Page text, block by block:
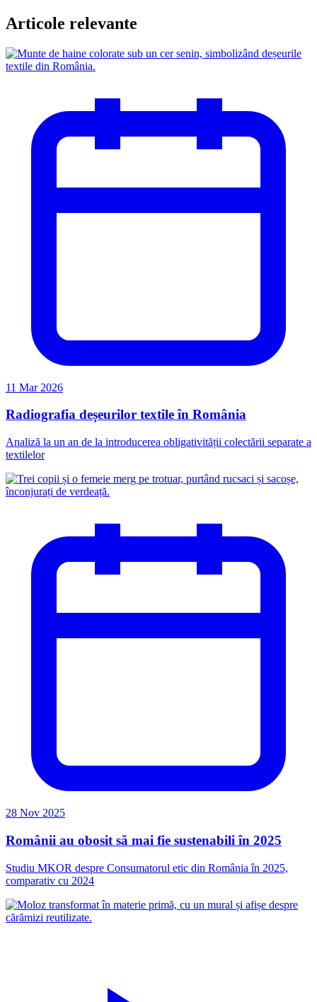
Articole relevante
11 Mar 2026
Radiografia deșeurilor textile în România
Analiză la un an de la introducerea obligativității colectării separate a
textilelor
28 Nov 2025
Românii au obosit să mai fie sustenabili în 2025
Studiu MKOR despre Consumatorul etic din România în 2025,
comparativ cu 2024